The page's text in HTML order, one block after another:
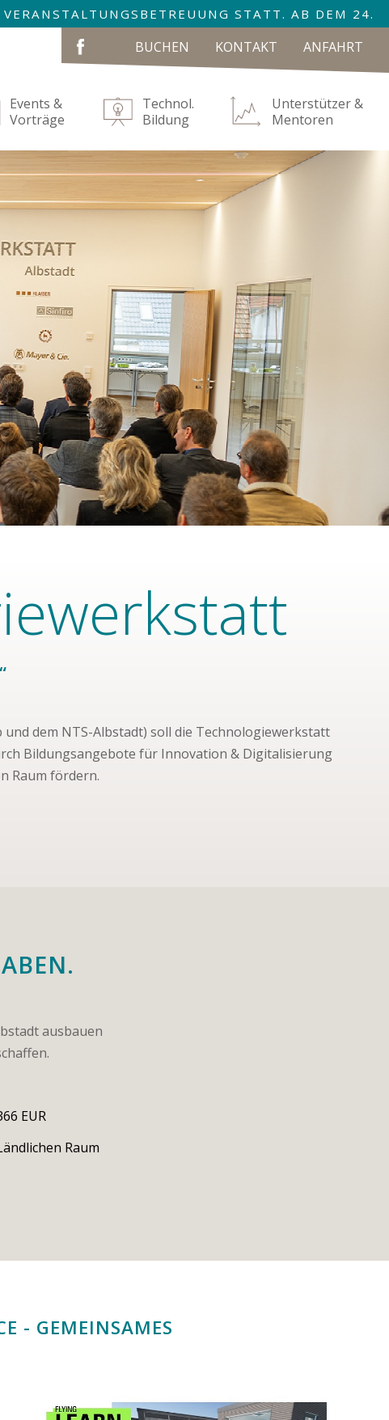
STATT. AB DEM 24.
NAVIGATION
ÜBERSPRINGEN
ANFAHRT
KONTAKT
BUCHEN
Events &
Vorträge
Technol.
Bildung
Unterstützer &
Mentoren
dem NTS-Albstadt) soll die Technologiewerkstatt
Bildungsangebote für Innovation & Digitalisierung
Raum fördern.
ausbauen
EUR
Raum
- GEMEINSAMES